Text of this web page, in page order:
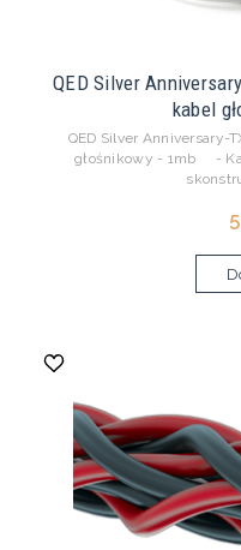
QED Silver
kabel
QED Silver Anniversary-
głośnikowy - 1mb -